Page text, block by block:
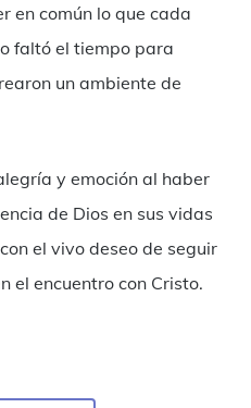
en común lo que cada
faltó el tiempo para
un ambiente de
y emoción al haber
de Dios en sus vidas
el vivo deseo de seguir
el encuentro con Cristo.